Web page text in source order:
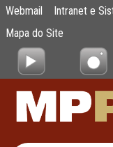
Pular para o Conteúdo
Promotoria de
Webmail Intranet e
Mapa do Site